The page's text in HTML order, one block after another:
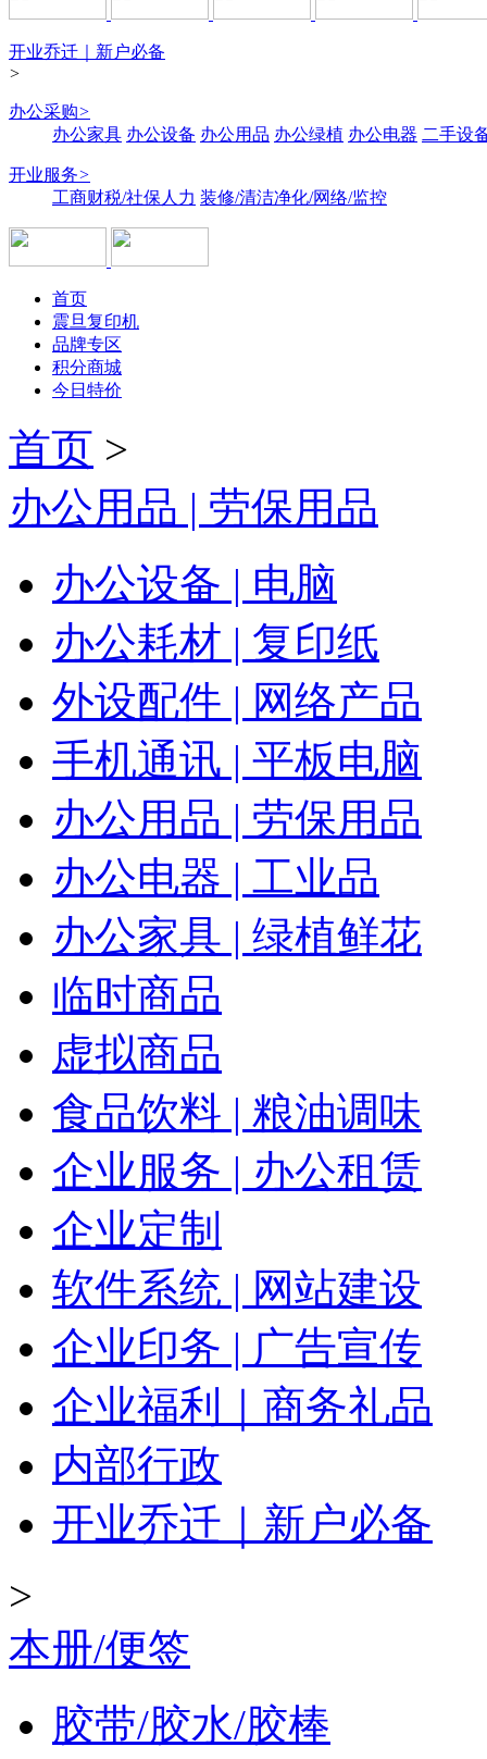
开业乔迁｜新户必备
>
办公采购>
办公家具 办公设备 办公用品 办公绿植 办公电器 二手设
开业服务>
工商财税/社保人力 装修/清洁净化/网络/监控
首页
震旦复印机
品牌专区
积分商城
今日特价
首页 >
办公用品 | 劳保用品
办公设备 | 电脑
办公耗材 | 复印纸
外设配件 | 网络产品
手机通讯 | 平板电脑
办公用品 | 劳保用品
办公电器 | 工业品
办公家具 | 绿植鲜花
临时商品
虚拟商品
食品饮料 | 粮油调味
企业服务 | 办公租赁
企业定制
软件系统 | 网站建设
企业印务 | 广告宣传
企业福利｜商务礼品
内部行政
开业乔迁｜新户必备
>
本册/便签
胶带/胶水/胶棒